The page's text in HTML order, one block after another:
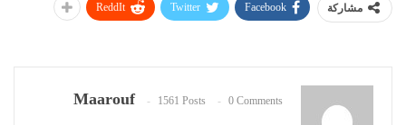
مشاركة Facebook
Twitter
ReddIt
Maarouf 1561 Posts 0 Comments